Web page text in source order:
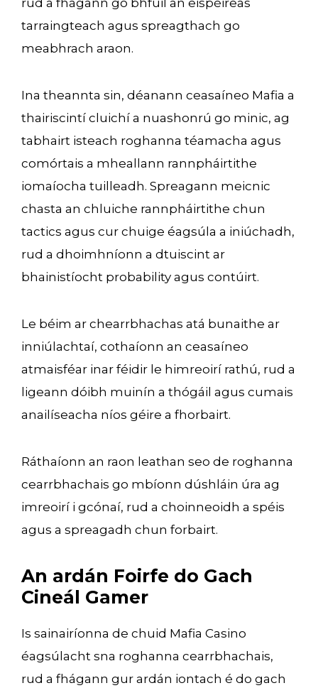
rud a fhágann go bhfuil an eispéireas
tarraingteach agus spreagthach go
meabhrach araon.
Ina theannta sin, déanann ceasaíneo Mafia a
thairiscintí cluichí a nuashonrú go minic, ag
tabhairt isteach roghanna téamacha agus
comórtais a mheallann rannpháirtithe
iomaíocha tuilleadh. Spreagann meicnic
chasta an chluiche rannpháirtithe chun
tactics agus cur chuige éagsúla a iniúchadh,
rud a dhoimhníonn a dtuiscint ar
bhainistíocht probability agus contúirt.
Le béim ar chearrbhachas atá bunaithe ar
inniúlachtaí, cothaíonn an ceasaíneo
atmaisféar inar féidir le himreoirí rathú, rud a
ligeann dóibh muinín a thógáil agus cumais
anailíseacha níos géire a fhorbairt.
Ráthaíonn an raon leathan seo de roghanna
cearrbhachais go mbíonn dúshláin úra ag
imreoirí i gcónaí, rud a choinneoidh a spéis
agus a spreagadh chun forbairt.
An ardán Foirfe do Gach
Cineál Gamer
Is sainairíonna de chuid Mafia Casino
éagsúlacht sna roghanna cearrbhachais,
rud a fhágann gur ardán iontach é do gach